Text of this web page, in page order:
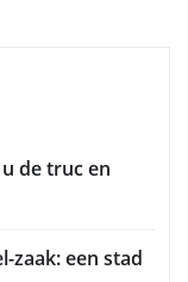
de truc en
zaak: een stad